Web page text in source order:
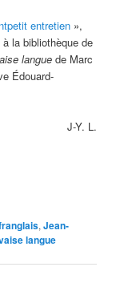
entretien »,
la bibliothèque de
langue de Marc
Édouard-
J-Y. L.
,Jean-
langue